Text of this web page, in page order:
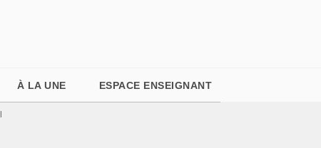
À LA UNE ESPACE ENSEIGNANT